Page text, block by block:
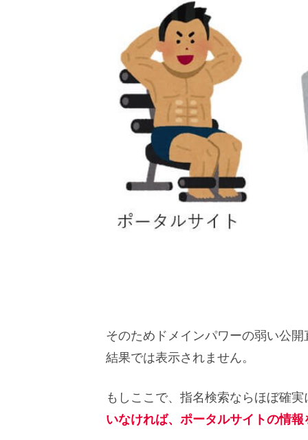
そのためドメインパワーの弱い公
結果では表示されません。
もしここで、指名検索ならほぼ確
いなければ、ポータルサイトの情